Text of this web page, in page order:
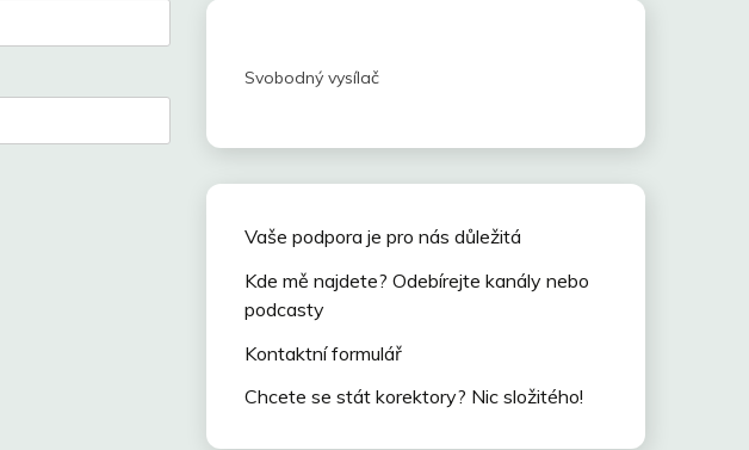
Svobodný vysílač
Vaše podpora je pro nás důležitá
Kde mě najdete? Odebírejte kanály nebo
podcasty
Kontaktní formulář
Chcete se stát korektory? Nic složitého!